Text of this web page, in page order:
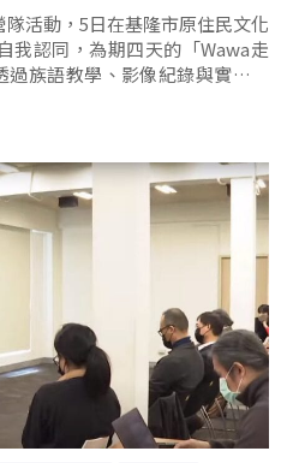
活動，5日在基隆市原住民文化
我認同，為期四天的「Wawa走
族語教學、影像紀錄與實地訪
。